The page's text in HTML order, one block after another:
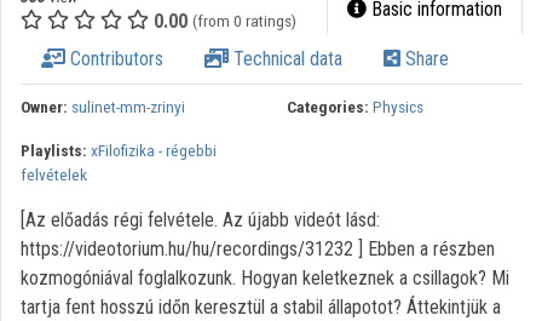
0.00 (from 0 ratings) Basic information
Contributors Technical data Share
Owner: sulinet-mm-zrinyi Categories: Physics
Playlists: xFilofizika - régebbi
felvételek
[Az előadás régi felvétele. Az újabb videót lásd:
https://videotorium.hu/hu/recordings/31232 ] Ebben a részben
kozmogóniával foglalkozunk. Hogyan keletkeznek a csillagok? Mi
tartja fent hosszú időn keresztül a stabil állapotot? Áttekintjük a